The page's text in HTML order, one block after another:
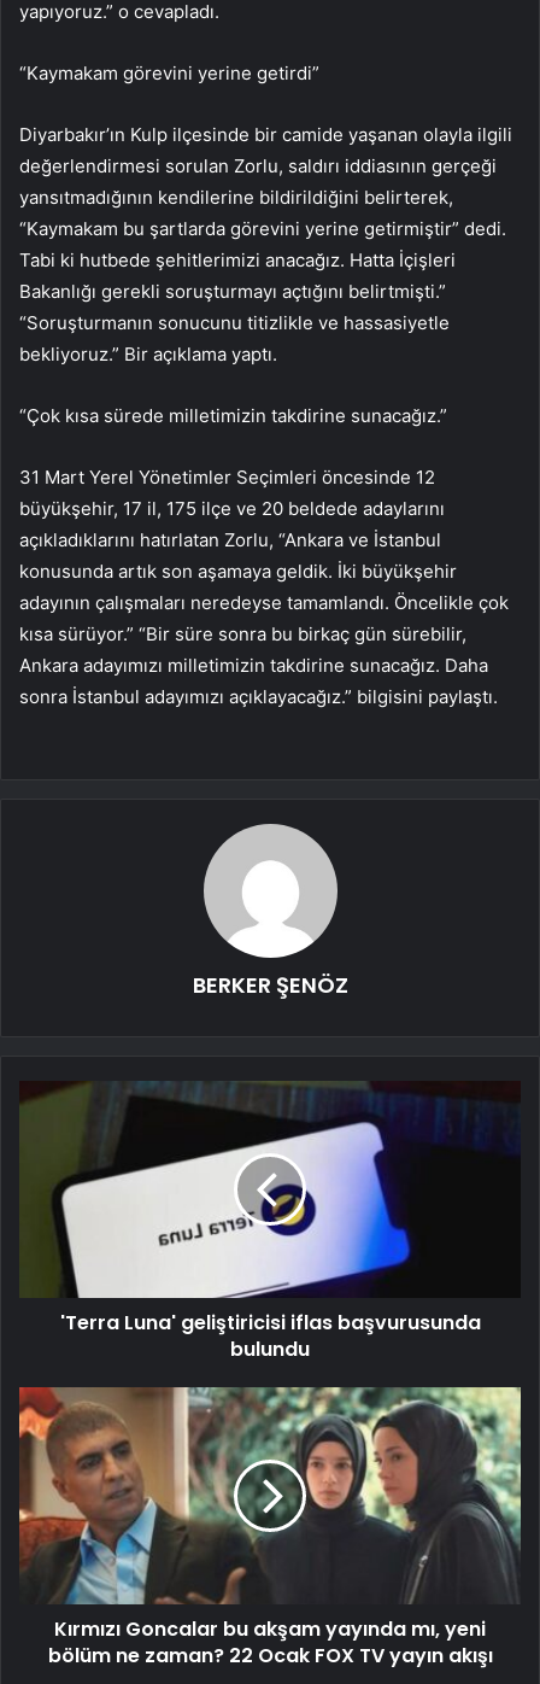
yapıyoruz.” o cevapladı.
“Kaymakam görevini yerine getirdi”
Diyarbakır’ın Kulp ilçesinde bir camide yaşanan olayla ilgili
değerlendirmesi sorulan Zorlu, saldırı iddiasının gerçeği
yansıtmadığının kendilerine bildirildiğini belirterek,
“Kaymakam bu şartlarda görevini yerine getirmiştir” dedi.
Tabi ki hutbede şehitlerimizi anacağız. Hatta İçişleri
Bakanlığı gerekli soruşturmayı açtığını belirtmişti.”
“Soruşturmanın sonucunu titizlikle ve hassasiyetle
bekliyoruz.” Bir açıklama yaptı.
“Çok kısa sürede milletimizin takdirine sunacağız.”
31 Mart Yerel Yönetimler Seçimleri öncesinde 12
büyükşehir, 17 il, 175 ilçe ve 20 beldede adaylarını
açıkladıklarını hatırlatan Zorlu, “Ankara ve İstanbul
konusunda artık son aşamaya geldik. İki büyükşehir
adayının çalışmaları neredeyse tamamlandı. Öncelikle çok
kısa sürüyor.” “Bir süre sonra bu birkaç gün sürebilir,
Ankara adayımızı milletimizin takdirine sunacağız. Daha
sonra İstanbul adayımızı açıklayacağız.” bilgisini paylaştı.
BERKER ŞENÖZ
'Terra Luna' geliştiricisi iflas başvurusunda
bulundu
Kırmızı Goncalar bu akşam yayında mı, yeni
bölüm ne zaman? 22 Ocak FOX TV yayın akışı